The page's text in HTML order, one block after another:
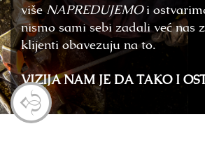
više NAPREDUJEMOi
nismo sami sebi zadali već nas
klijenti obavezuju na to.
VIZIJA NAM JE DA TAKO I